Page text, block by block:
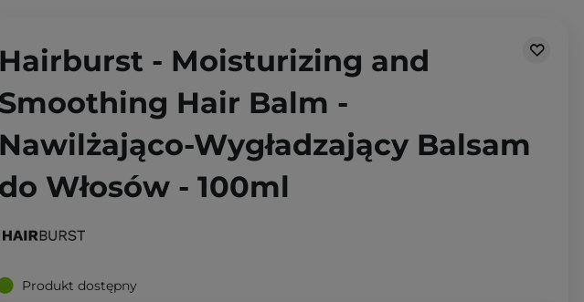
Hairburst - Moisturizing and
Smoothing Hair Balm -
Nawilżająco-Wygładzający Balsam
do Włosów - 100ml
Produkt dostępny